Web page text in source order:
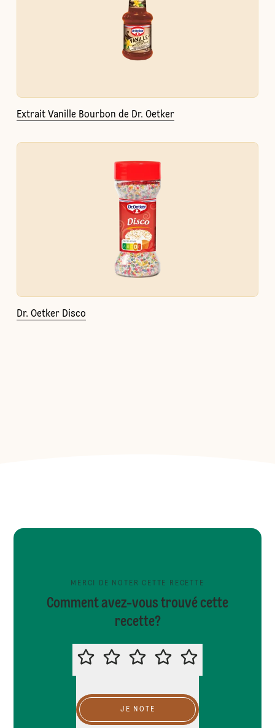
Extrait Vanille Bourbon de Dr. Oetker
Dr. Oetker Disco
MERCI DE NOTER CETTE RECETTE
Comment avez-vous trouvé cette
recette?
MERCI DE NOTER CETTE RECETTE
JE NOTE